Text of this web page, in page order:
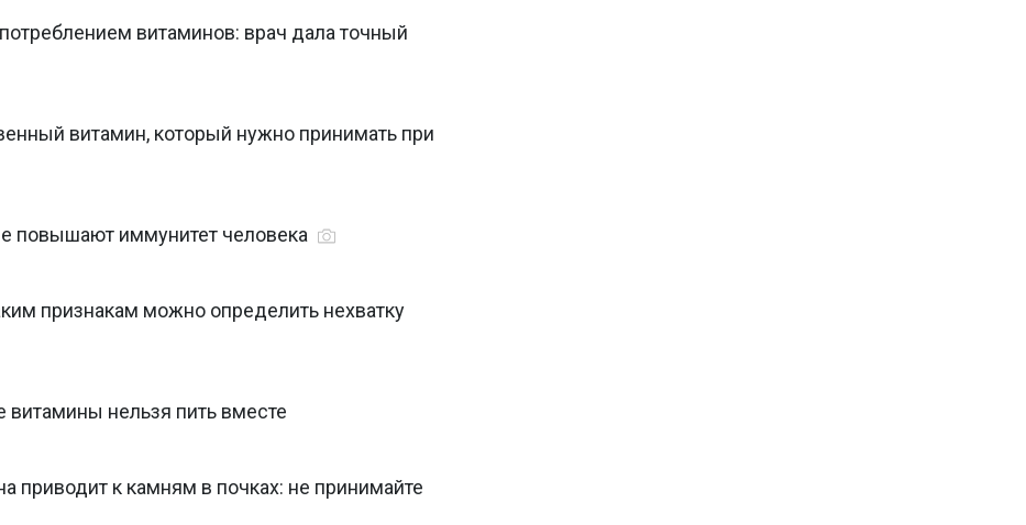
витаминов: врач дала точный
витамин, который нужно принимать при
повышают иммунитет человека
признакам можно определить нехватку
витамины нельзя пить вместе
приводит к камням в почках: не принимайте